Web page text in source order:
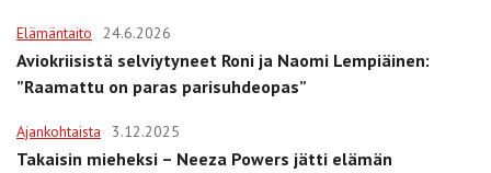
Elämäntaito 24.6.2026
Aviokriisistä selviytyneet Roni ja Naomi Lempiäinen:
”Raamattu on paras parisuhdeopas”
Ajankohtaista 3.12.2025
Takaisin mieheksi – Neeza Powers jätti elämän